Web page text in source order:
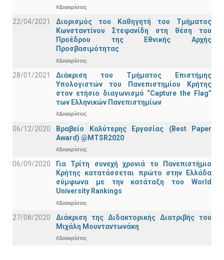
#Διακρίσεις
22/04/2021
Διορισμός του Καθηγητή του Τμήματος
Κωνσταντίνου Στεφανίδη στη θέση του
Προέδρου της Εθνικής Αρχής
Προσβασιμότητας
#Διακρίσεις
28/01/2021
Διάκριση του Τμήματος Επιστήμης
Υπολογιστών του Πανεπιστημίου Κρήτης
στον ετήσιο διαγωνισμό “Capture the Flag”
των Ελληνικών Πανεπιστημίων
#Διακρίσεις
06/12/2020
Βραβείο Καλύτερης Εργασίας (Best Paper
Award) @MTSR2020
#Διακρίσεις
06/09/2020
Για Τρίτη συνεχή χρονιά το Πανεπιστήμιο
Κρήτης κατατάσσεται πρώτο στην Ελλάδα
σύμφωνα με την κατάταξη του World
University Rankings
#Διακρίσεις
27/08/2020
Διάκριση της Διδακτορικής Διατριβής του
Μιχάλη Μουνταντωνάκη
#Διακρίσεις